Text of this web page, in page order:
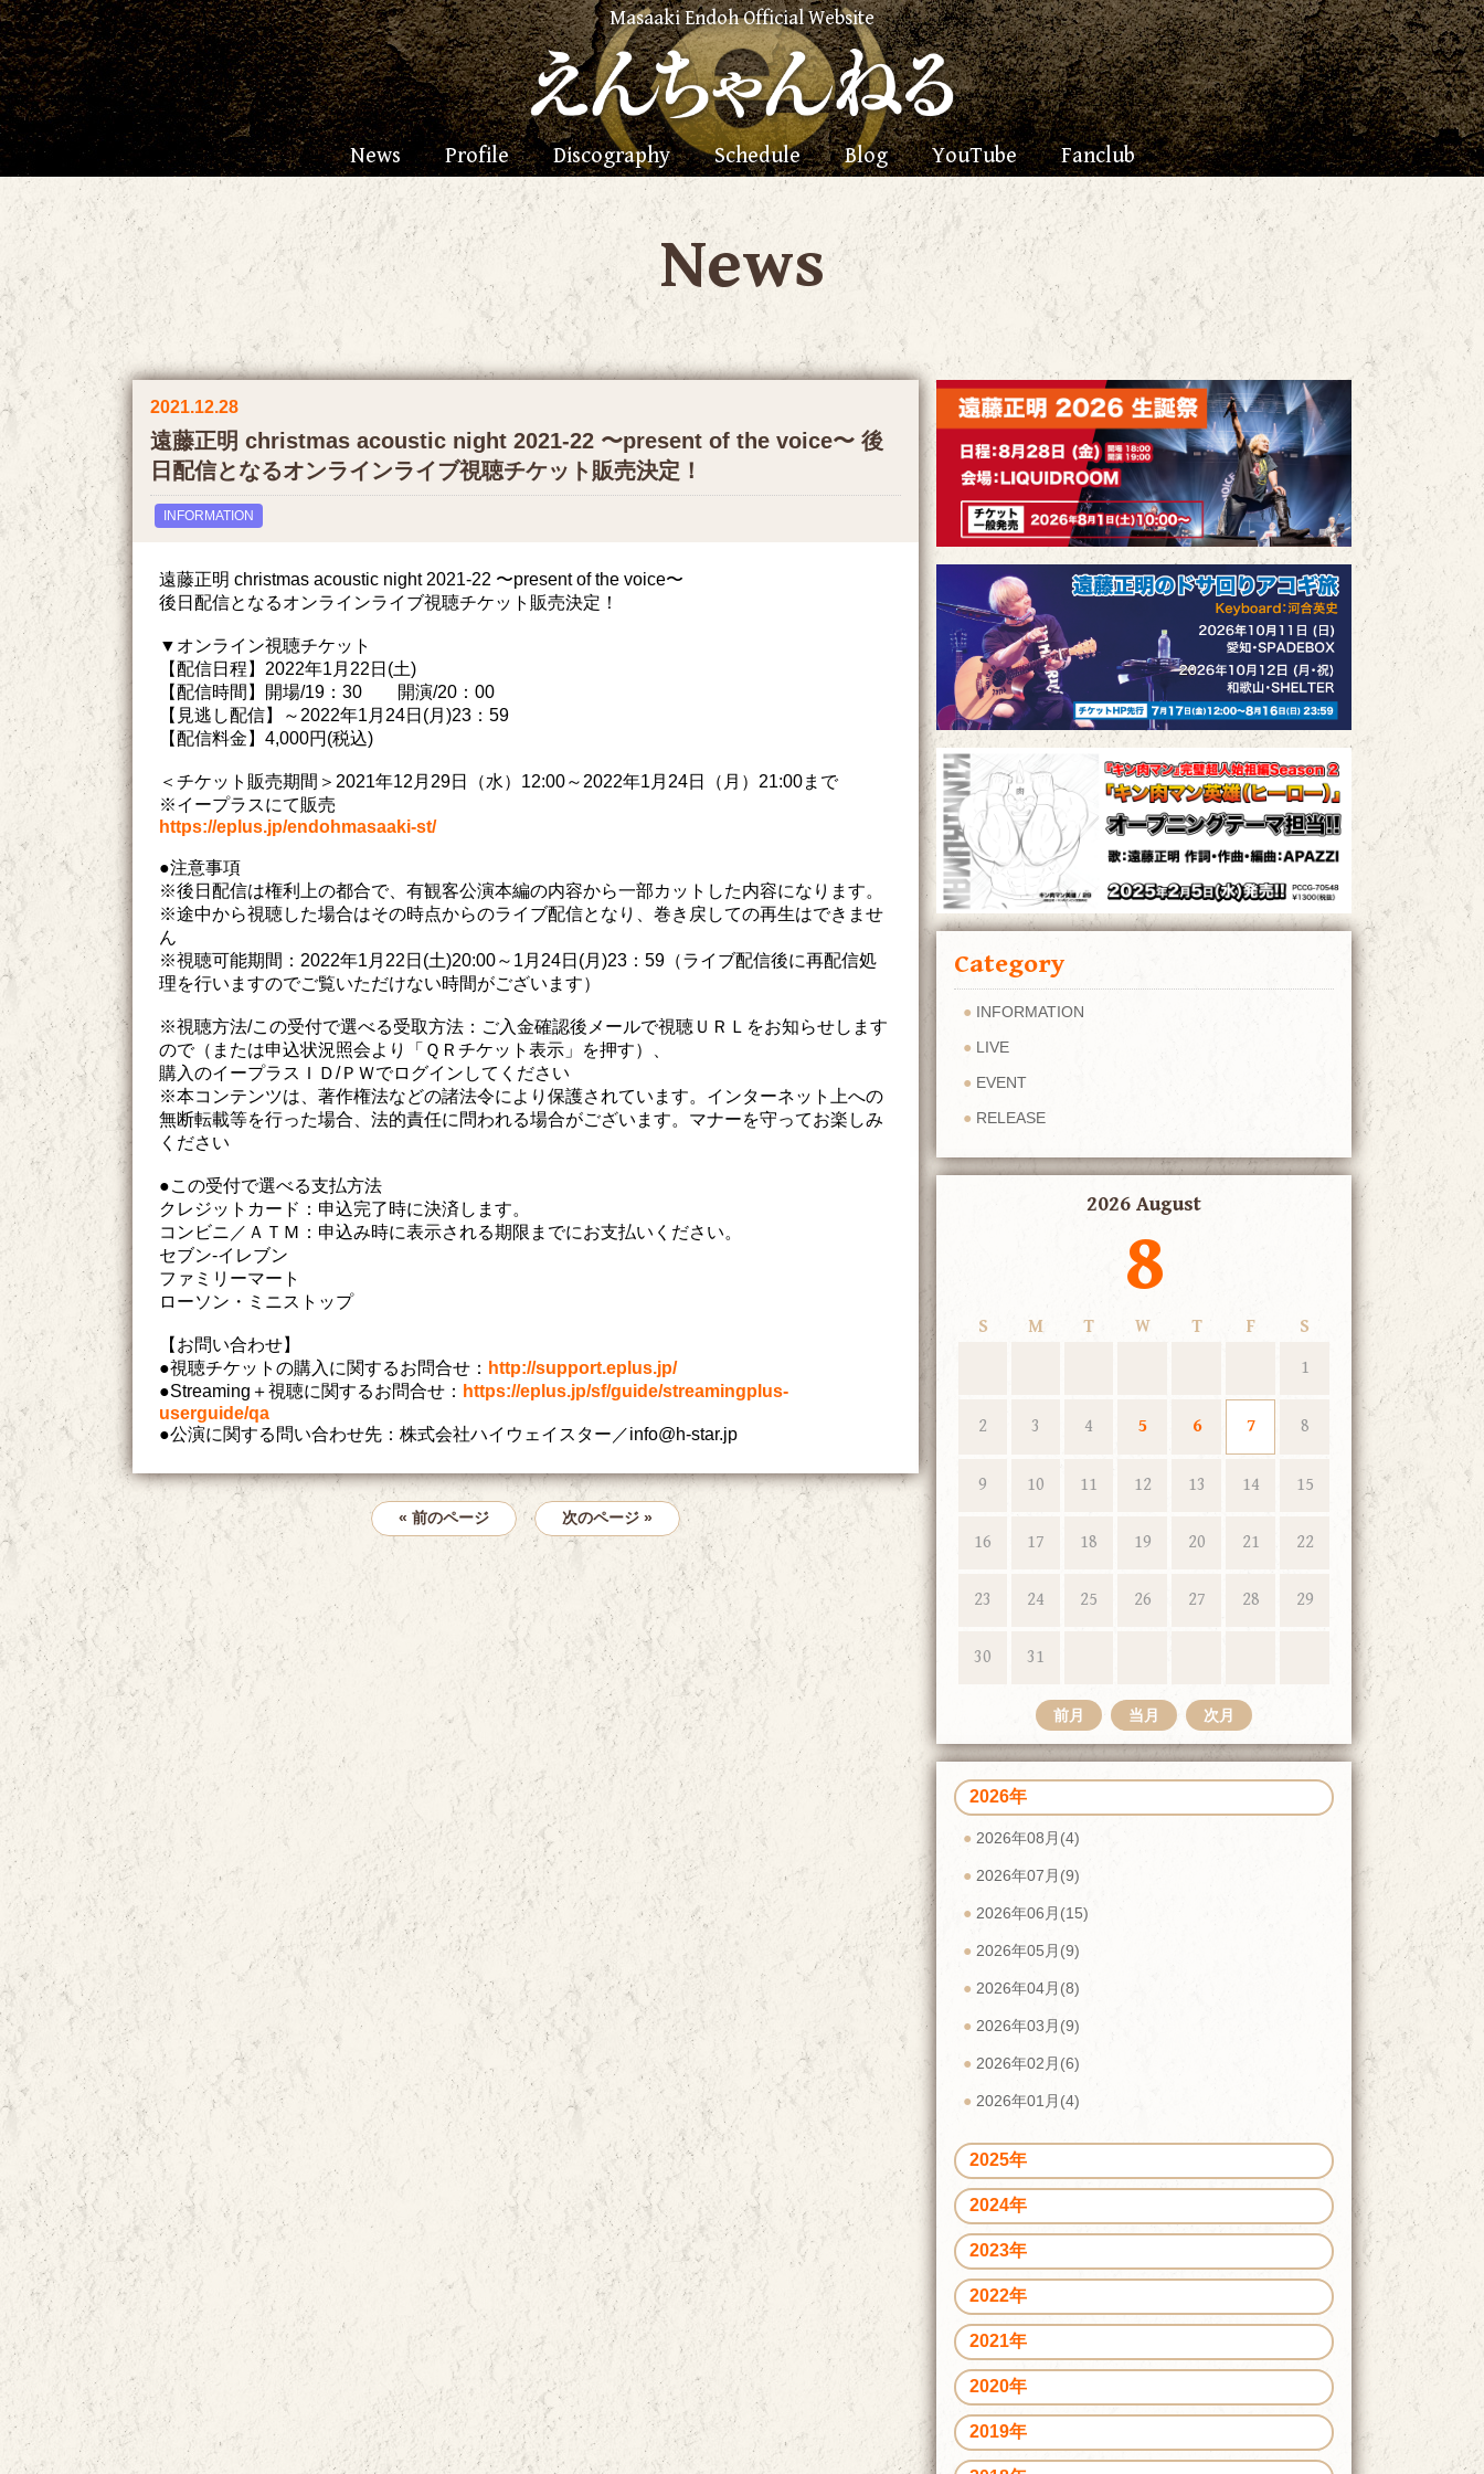
Masaaki Endoh Official Website
News Profile Discography Schedule Blog YouTube Fanclub
News
2021.12.28
遠藤正明 christmas acoustic night 2021-22 〜present of the voice〜 後
日配信となるオンラインライブ視聴チケット販売決定！
INFORMATION
遠藤正明 christmas acoustic night 2021-22 〜present of the voice〜
後日配信となるオンラインライブ視聴チケット販売決定！
▼オンライン視聴チケット
【配信日程】2022年1月22日(土)
【配信時間】開場/19：30 開演/20：00
【見逃し配信】～2022年1月24日(月)23：59
【配信料金】4,000円(税込)
＜チケット販売期間＞2021年12月29日（水）12:00～2022年1月24日（月）21:00まで
※イープラスにて販売
https://eplus.jp/endohmasaaki-st/
●注意事項
※後日配信は権利上の都合で、有観客公演本編の内容から一部カットした内容になります。
※途中から視聴した場合はその時点からのライブ配信となり、巻き戻しての再生はできませ
ん
※視聴可能期間：2022年1月22日(土)20:00～1月24日(月)23：59（ライブ配信後に再配信処
理を行いますのでご覧いただけない時間がございます）
※視聴方法/この受付で選べる受取方法：ご入金確認後メールで視聴ＵＲＬをお知らせします
ので（または申込状況照会より「ＱＲチケット表示」を押す）、
購入のイープラスＩＤ/ＰＷでログインしてください
※本コンテンツは、著作権法などの諸法令により保護されています。インターネット上への
無断転載等を行った場合、法的責任に問われる場合がございます。マナーを守ってお楽しみ
ください
●この受付で選べる支払方法
クレジットカード：申込完了時に決済します。
コンビニ／ＡＴＭ：申込み時に表示される期限までにお支払いください。
セブン-イレブン
ファミリーマート
ローソン・ミニストップ
【お問い合わせ】
●視聴チケットの購入に関するお問合せ： http://support.eplus.jp/
●Streaming＋視聴に関するお問合せ： https://eplus.jp/sf/guide/streamingplus-
userguide/qa
●公演に関する問い合わせ先：株式会社ハイウェイスター／info@h-star.jp
« 前のページ 次のページ »
Category
INFORMATION
LIVE
EVENT
RELEASE
2026 August
8
S M T W T F
S
1
2 3 4 5 6 7 8
9 10 11 12 13 14 15
16 17 18 19 20 21 22
23 24 25 26 27 28 29
30 31
前月 当月 次月
2026年
2026年08月(4)
2026年07月(9)
2026年06月(15)
2026年05月(9)
2026年04月(8)
2026年03月(9)
2026年02月(6)
2026年01月(4)
2025年
2024年
2023年
2022年
2021年
2020年
2019年